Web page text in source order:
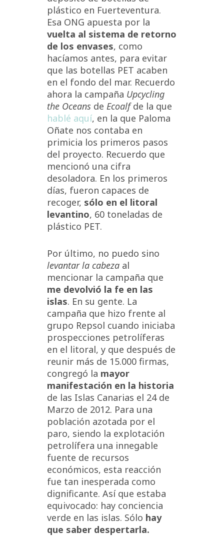
plástico en Fuerteventura.
Esa ONG apuesta por la
vuelta al sistema de retorno
de los envases, como
hacíamos antes, para evitar
que las botellas PET acaben
en el fondo del mar. Recuerdo
ahora la campaña Upcycling
the Oceans de Ecoalfde la que
hablé aquí, en la que Paloma
Oñate nos contaba en
primicia los primeros pasos
del proyecto. Recuerdo que
mencionó una cifra
desoladora. En los primeros
días, fueron capaces de
recoger, sólo en el litoral
levantino, 60 toneladas de
plástico PET.
Por último, no puedo sino
levantar la cabeza al
mencionar la campaña que
me devolvió la fe en las
islas. En su gente. La
campaña que hizo frente al
grupo Repsol cuando iniciaba
prospecciones petrolíferas
en el litoral, y que después de
reunir más de 15.000 firmas,
congregó la mayor
manifestación en la historia
de las Islas Canarias el 24 de
Marzo de 2012. Para una
población azotada por el
paro, siendo la explotación
petrolífera una innegable
fuente de recursos
económicos, esta reacción
fue tan inesperada como
dignificante. Así que estaba
equivocado: hay conciencia
verde en las islas. Sólo hay
que saber despertarla.